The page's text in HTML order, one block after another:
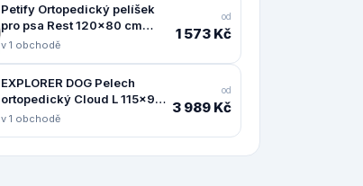
Petify Ortopedický pelíšek
pro psa Rest 120x80 cm
černý
v 1 obchodě
od
1 573 Kč
EXPLORER DOG Pelech
ortopedický Cloud L 115x90
Mocha Brown
v 1 obchodě
od
3 989 Kč